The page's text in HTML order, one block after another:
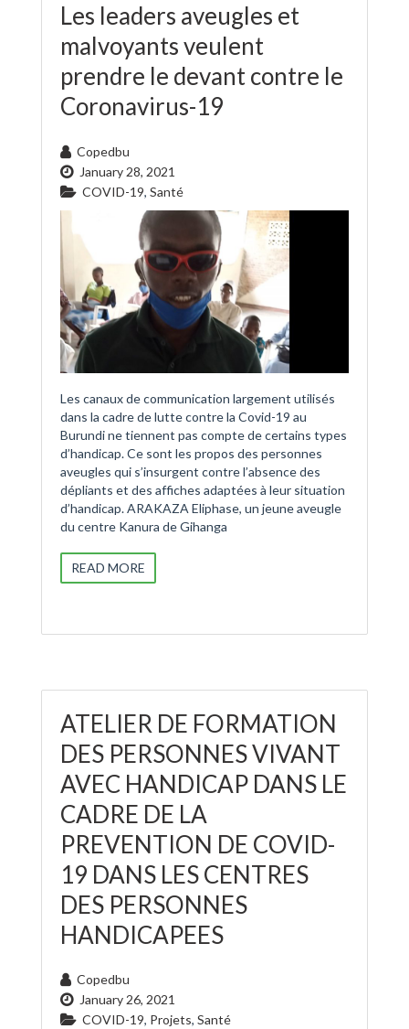
Les leaders aveugles et
malvoyants veulent
prendre le devant contre le
Coronavirus-19
Copedbu
January 28, 2021
COVID-19, Santé
Les canaux de communication largement utilisés
dans la cadre de lutte contre la Covid-19 au
Burundi ne tiennent pas compte de certains types
d’handicap. Ce sont les propos des personnes
aveugles qui s’insurgent contre l’absence des
dépliants et des affiches adaptées à leur situation
d’handicap. ARAKAZA Eliphase, un jeune aveugle
du centre Kanura de Gihanga
READ MORE
ATELIER DE FORMATION
DES PERSONNES VIVANT
AVEC HANDICAP DANS LE
CADRE DE LA
PREVENTION DE COVID-
19 DANS LES CENTRES
DES PERSONNES
HANDICAPEES
Copedbu
January 26, 2021
COVID-19, Projets, Santé